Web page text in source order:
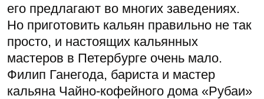
его предлагают во многих заведениях.
Но приготовить кальян правильно не так
просто, и настоящих кальянных
мастеров в Петербурге очень мало.
Филип Ганегода, бариста и мастер
кальяна Чайно-кофейного дома «Рубаи»